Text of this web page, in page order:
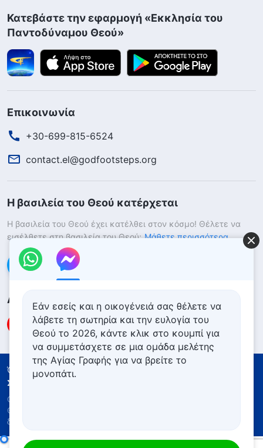
Κατεβάστε την εφαρμογή «Εκκλησία του
Παντοδύναμου Θεού»
Επικοινωνία
+30-699-815-6524
contact.el@godfootsteps.org
Η βασιλεία του Θεού κατέρχεται
Η βασιλεία του Θεού έχει κατέλθει στον κόσμο! Θέλετε να
εισέλθετε στη βασιλεία του Θεού; Μάθετε περισσότερα
Επικοινωνήστε μαζί μας μέσω Messenger
Ακολουθήστε μας
Όροι Χρήσης
Πολιτική απορρήτου
Συντελεστές
Copyright © 2026
Θεού
δικαιώματος.
Εάν εσείς και η οικογένειά σας θέλετε να
λάβετε τη σωτηρία και την ευλογία του
Θεού το 2026, κάντε κλικ στο κουμπί για
να συμμετάσχετε σε μια ομάδα μελέτης
της Αγίας Γραφής για να βρείτε το
μονοπάτι.